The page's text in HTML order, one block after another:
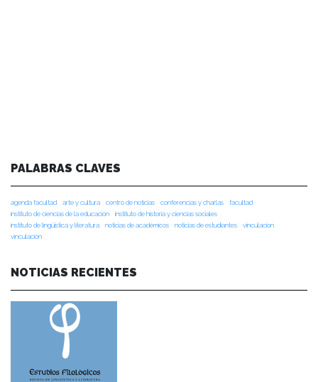
PALABRAS CLAVES
agenda facultad arte y cultura centro de noticias conferencias y charlas
facultad
instituto de ciencias de la educación
instituto de historia y ciencias sociales
instituto de lingüística y literatura
noticias de académicos noticias de estudiantes
vinculacion
vinculación
NOTICIAS RECIENTES